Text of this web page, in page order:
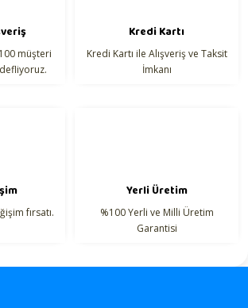
müşteri
Kredi Kartı
Kredi Kartı ile Alışveriş ve Taksit
İmkanı
fırsatı.
Yerli Üretim
%100 Yerli ve Milli Üretim
Garantisi